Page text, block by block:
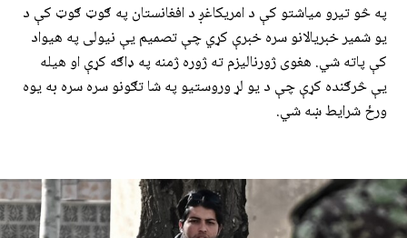
په څو تیرو میاشتو کې د امریکاغږ د افغانستان په ګوټ ګوټ کې د
یو شمیر خبریالانو سره خبرې کړي چې تصمیم یې نیولی په هیواد
کې پاته شي. هغوی ژورنالیزم ته ژوره ژمنه په ډاګه کړې او هیله
یې څرګنده کړې چې د یو لړ وروستیو په شا تګونو سره سره به یوه
ورځ شرایط ښه شي.